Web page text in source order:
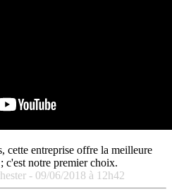
cette entreprise offre la meilleure
c'est notre premier choix.
- 09/06/2018 à 12h42